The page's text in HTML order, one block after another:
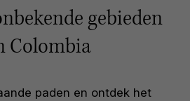
gebieden
Colombia
paden en ontdek het